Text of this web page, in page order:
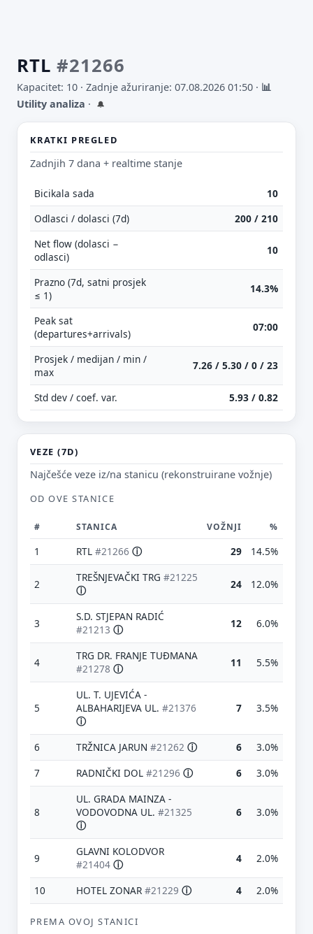
RTL#21266
Kapacitet: 10 · Zadnje ažuriranje: 07.08.2026 01:50 · 📊
Utility analiza · 🔔
KRATKI PREGLED
Zadnjih 7 dana + realtime stanje
Bicikala sada
10
Odlasci / dolasci (7d)
200 / 210
Net flow (dolasci −
odlasci)
10
Prazno (7d, satni prosjek
≤ 1)
14.3%
Peak sat
(departures+arrivals)
07:00
Prosjek / medijan / min /
max
7.26 / 5.30 / 0 / 23
Std dev / coef. var. 5.93 / 0.82
VEZE (7D)
Najčešće veze iz/na stanicu (rekonstruirane vožnje)
OD OVE STANICE
# STANICA VOŽNJI %
1 RTL #21266 ⓘ 29 14.5%
2
TREŠNJEVAČKI TRG #21225
ⓘ
24 12.0%
3
S.D. STJEPAN RADIĆ
#21213 ⓘ 12 6.0%
4
TRG DR. FRANJE TUĐMANA
#21278 ⓘ 11 5.5%
5
UL. T. UJEVIĆA -
ALBAHARIJEVA UL. #21376
ⓘ
7 3.5%
6 TRŽNICA JARUN #21262 ⓘ 6
3.0%
7
RADNIČKI DOL #21296 ⓘ 6 3.0%
8
UL. GRADA MAINZA -
VODOVODNA UL. #21325
ⓘ
6 3.0%
9
GLAVNI KOLODVOR
#21404 ⓘ 4 2.0%
10 HOTEL ZONAR #21229 ⓘ 4 2.0%
PREMA OVOJ STANICI